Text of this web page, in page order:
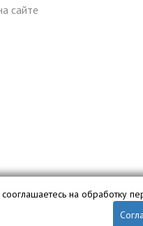
сайте
ООО «Профит» и
на обработку